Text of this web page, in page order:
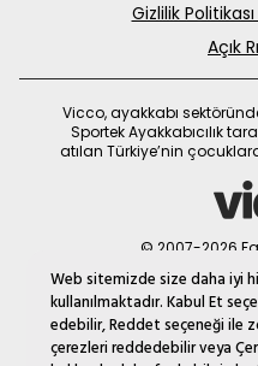
Web sitemizde size daha iyi
kullanılmaktadır. Kabul Et
edebilir, Reddet seçeneği ile
çerezleri reddedebilir veya
Gizlilik
Açık
Vicco, ayakkabı
Sportek Ayakkabıcılık
atılan Türkiye’nin
© 2007-2026